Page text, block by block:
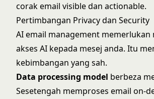
corak email visible dan actionable.
Pertimbangan Privacy dan Security
AI email management memerlukan
akses AI kepada mesej anda. Itu
kebimbangan yang sah.
Data processing model berbeza
Sesetengah memproses email on-